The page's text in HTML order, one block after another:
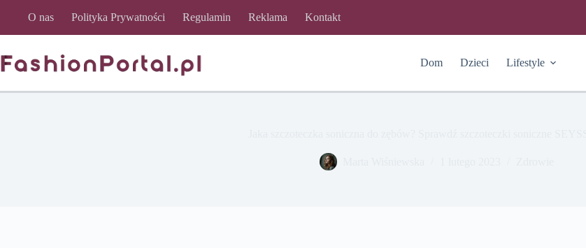
O nas Polityka Prywatności Regulamin Reklama Kontakt
Dom Dzieci Lifestyle